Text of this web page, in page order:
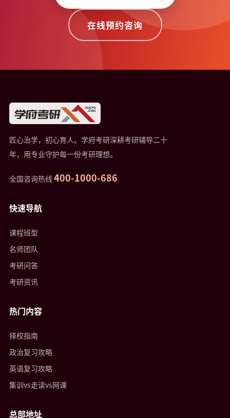
在线预约咨询
匠心治学，初心育人。学府考研深耕考研辅导二十
年，用专业守护每一份考研理想。
全国咨询热线400-1000-686
快速导航
课程班型
名师团队
考研问答
考研资讯
热门内容
择校指南
政治复习攻略
英语复习攻略
集训vs走读vs网课
总部地址